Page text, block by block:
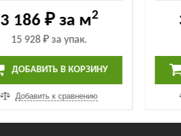
3 186 ₽за м2
15 928 ₽за упак.
ДОБАВИТЬ В КОРЗИНУ
Добавить к сравнению